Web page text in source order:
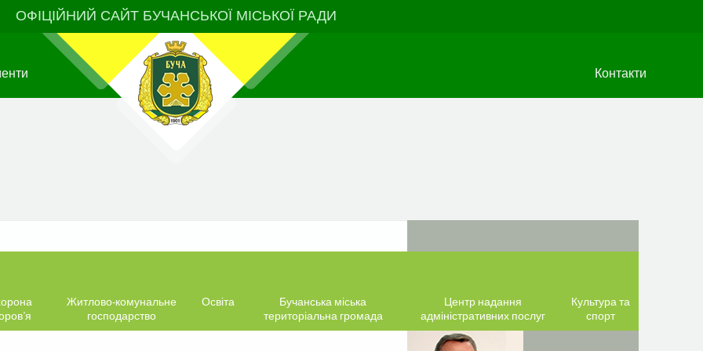
ОФІЦІЙНИЙ САЙТ БУЧАНСЬКОЇ МІСЬКОЇ РАДИ
Контакти
Житлово-комунальне
господарство
Освіта
Бучанська міська
територіальна громада
Центр надання
адміністративних послуг
Культура та
спорт